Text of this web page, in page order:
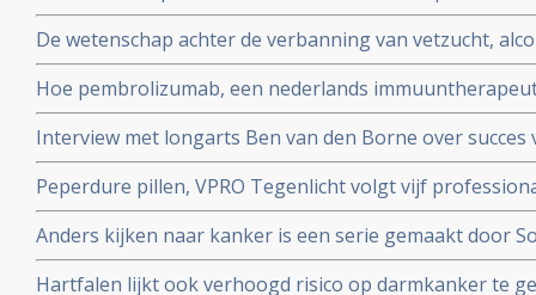
kunnen genezen schrijven Israelische onderzoekers
De wetenschap achter de verbanning van vetzucht,
NRC over het preventieakkoord van Staatssecretaris
Hoe pembrolizumab, een nederlands
wereld verovert
Interview met longarts Ben van den Borne over
kleincellige longkanker
Peperdure pillen, VPRO Tegenlicht volgt vijf
en vanuit hun persoonlijke betrokkenheid in actie
experimenteren. Uitzending is. zondag 7 oktober 2018
Anders kijken naar kanker is een serie gemaakt door
kankerpatiente en te zien bij het Algemeen Dagblad
Hartfalen lijkt ook verhoogd risico op darmkanker te